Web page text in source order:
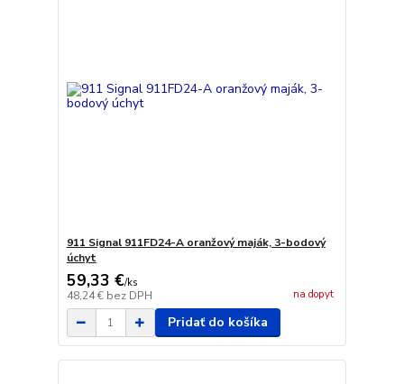
911 Signal 911FD24-A oranžový maják, 3-bodový
úchyt
59,33 €/ks
48,24 € bez DPH na dopyt
Pridať do košíka